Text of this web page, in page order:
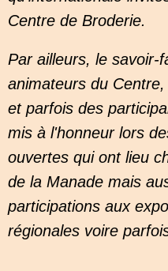
Centre de Broderie.
Par ailleurs, le savoir-
animateurs du
et parfois des
mis à l'honneur lors
ouvertes qui ont lieu
de la Manade mais
participations aux
régionales voire